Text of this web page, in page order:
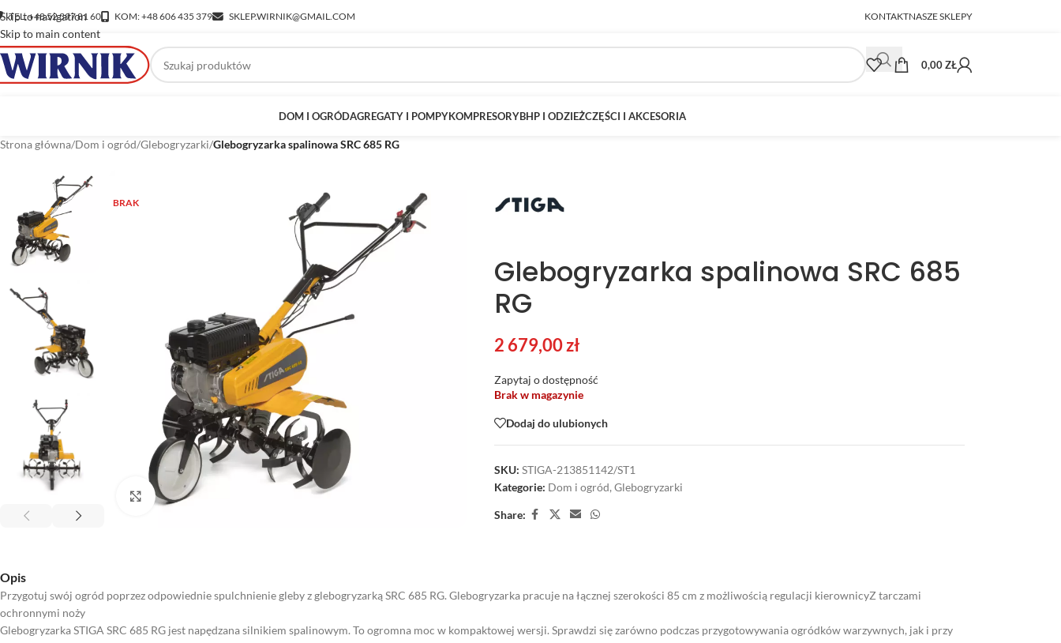
Skip to navigation
Skip to main content
TEL: +48 52 397 81 60 KOM: +48 606 435 379 SKLEP.WIRNIK@GMAIL.COM KONTAKTNASZE SKLEPY
0,00ZŁ
DOM I OGRÓDAGREGATY I POMPYKOMPRESORYBHP I ODZIEŻCZĘŚCI I AKCESORIA
Strona główna/Dom i ogród/Glebogryzarki/Glebogryzarka spalinowa SRC 685 RG
BRAK
Kliknij aby powiększyć
Glebogryzarka spalinowa SRC 685
RG
2 679,00zł
Zapytaj o dostępność
Brak w magazynie
Dodaj do ulubionych
SKU: STIGA-213851142/ST1
Kategorie: Dom i ogród, Glebogryzarki
Share:
Opis
Przygotuj swój ogród poprzez odpowiednie spulchnienie gleby z glebogryzarką SRC 685 RG. Glebogryzarka pracuje na łącznej szerokości 85 cm z możliwością regulacji kierownicyZ tarczami
ochronnymi noży
Glebogryzarka STIGA SRC 685 RG jest napędzana silnikiem spalinowym. To ogromna moc w kompaktowej wersji. Sprawdzi się zarówno podczas przygotowywania ogródków warzywnych, jak i przy